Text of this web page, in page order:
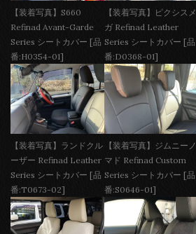
【装着写真】S660
Refinad Avant-Garde
Series シートカバー [品
番:H0354-01]
【装着写真】ピクシスメ
ガ Refinad Leather
Series シートカバー [品
番:D0368-01]
【装着写真】ランドクル
ーザー Refinad Leather
Series シートカバー [品
番:T0673-02]
【装着写真】ジムニーノ
マド Refinad Custom
Series シートカバー [品
番:S0646-01]